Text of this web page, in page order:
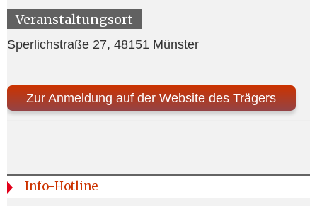
Veranstaltungsort
Sperlichstraße 27, 48151 Münster
Zur Anmeldung auf der Website des Trägers
Info-Hotline